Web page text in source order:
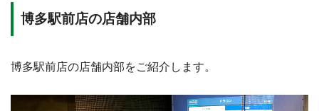
博多駅前店の店舗内部
博多駅前店の店舗内部をご紹介します。